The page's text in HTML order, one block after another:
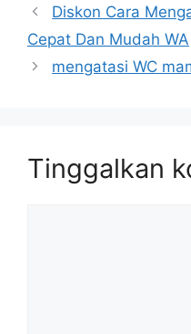
Diskon Cara
Cepat Dan Mudah WA
mengatasi WC
Tinggalkan